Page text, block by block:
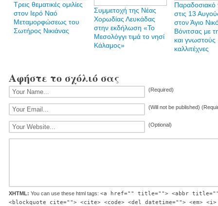
Τρεις θεματικές ομιλίες
στον Ιερό Ναό
Μεταμορφώσεως του
Σωτήρος Νικιάνας
Συμμετοχή της Νέας
Χορωδίας Λευκάδας
στην εκδήλωση «Το
Μεσολόγγι τιμά το νησί
Κάλαμος»
Παραδοσιακό
στις 13
στον Άγιο
Βόνιτσας με
και γνωστούς
καλλιτέχνες
Αφήστε το σχόλιό σας
(Required)
(Will not be published)
(Optional)
XHTML: You can use these html tags: <a href="" title=""> <abbr
<blockquote cite=""> <cite> <code> <del datetime=""> <em>